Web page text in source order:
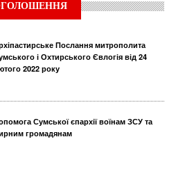
Послання митрополита
і Охтирського Євлогія від 24
2022 року
Сумської єпархії воїнам ЗСУ та
громадянам